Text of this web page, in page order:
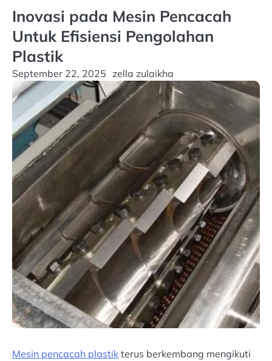
Inovasi pada Mesin Pencacah
Untuk Efisiensi Pengolahan
Plastik
September 22, 2025 zella zulaikha
Mesin pencacah plastik terus berkembang mengikuti